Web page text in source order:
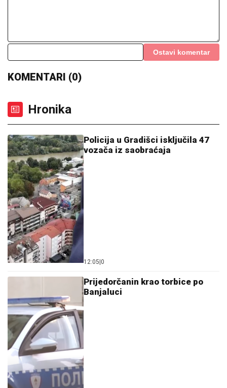
Ostavi komentar
KOMENTARI (0)
Hronika
Policija u Gradišci isključila 47
vozača iz saobraćaja
12:05 0
Prijedorčanin krao torbice po
Banjaluci